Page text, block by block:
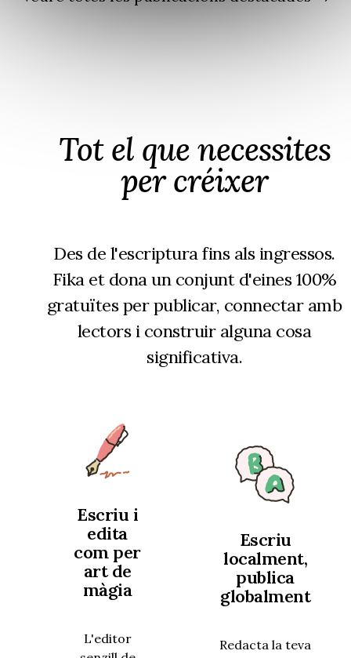
Tot el que necessites
per créixer
Des de l'escriptura fins als ingressos.
Fika et dona un conjunt d'eines 100%
gratuïtes per publicar, connectar amb
lectors i construir alguna cosa
significativa.
Escriu i
edita
com per
art de
màgia
L'editor
Escriu
localment,
publica
globalment
Redacta la teva